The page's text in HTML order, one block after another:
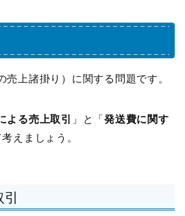
売上諸掛り）に関する問題です。
よる売上取引 」と「発送費に関す
えましょう。